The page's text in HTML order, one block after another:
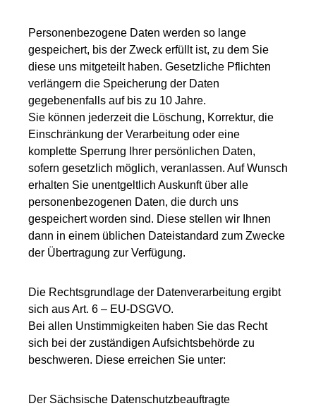
Personenbezogene Daten werden so lange
gespeichert, bis der Zweck erfüllt ist, zu dem Sie
diese uns mitgeteilt haben. Gesetzliche Pflichten
verlängern die Speicherung der Daten
gegebenenfalls auf bis zu 10 Jahre.
Sie können jederzeit die Löschung, Korrektur, die
Einschränkung der Verarbeitung oder eine
komplette Sperrung Ihrer persönlichen Daten,
sofern gesetzlich möglich, veranlassen. Auf Wunsch
erhalten Sie unentgeltlich Auskunft über alle
personenbezogenen Daten, die durch uns
gespeichert worden sind. Diese stellen wir Ihnen
dann in einem üblichen Dateistandard zum Zwecke
der Übertragung zur Verfügung.
Die Rechtsgrundlage der Datenverarbeitung ergibt
sich aus Art. 6 – EU-DSGVO.
Bei allen Unstimmigkeiten haben Sie das Recht
sich bei der zuständigen Aufsichtsbehörde zu
beschweren. Diese erreichen Sie unter:
Der Sächsische Datenschutzbeauftragte